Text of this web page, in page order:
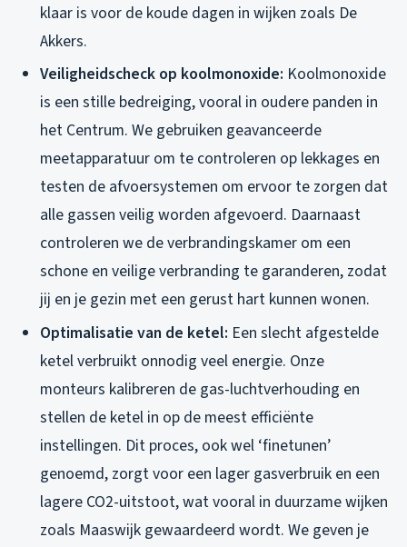
klaar is voor de koude dagen in wijken zoals De
Akkers.
Veiligheidscheck op koolmonoxide: Koolmonoxide
is een stille bedreiging, vooral in oudere panden in
het Centrum. We gebruiken geavanceerde
meetapparatuur om te controleren op lekkages en
testen de afvoersystemen om ervoor te zorgen dat
alle gassen veilig worden afgevoerd. Daarnaast
controleren we de verbrandingskamer om een
schone en veilige verbranding te garanderen, zodat
jij en je gezin met een gerust hart kunnen wonen.
Optimalisatie van de ketel: Een slecht afgestelde
ketel verbruikt onnodig veel energie. Onze
monteurs kalibreren de gas-luchtverhouding en
stellen de ketel in op de meest efficiënte
instellingen. Dit proces, ook wel ‘finetunen’
genoemd, zorgt voor een lager gasverbruik en een
lagere CO2-uitstoot, wat vooral in duurzame wijken
zoals Maaswijk gewaardeerd wordt. We geven je